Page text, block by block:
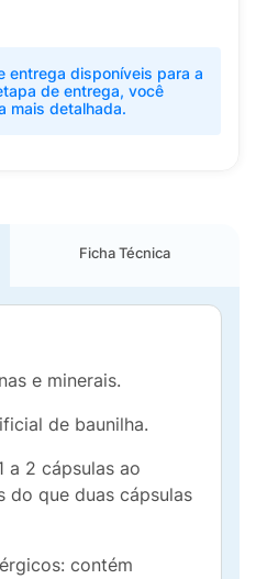
entrega disponíveis para a
de entrega, você
mais detalhada.
Ficha Técnica
e minerais.
de baunilha.
a 2 cápsulas ao
do que duas cápsulas
contém